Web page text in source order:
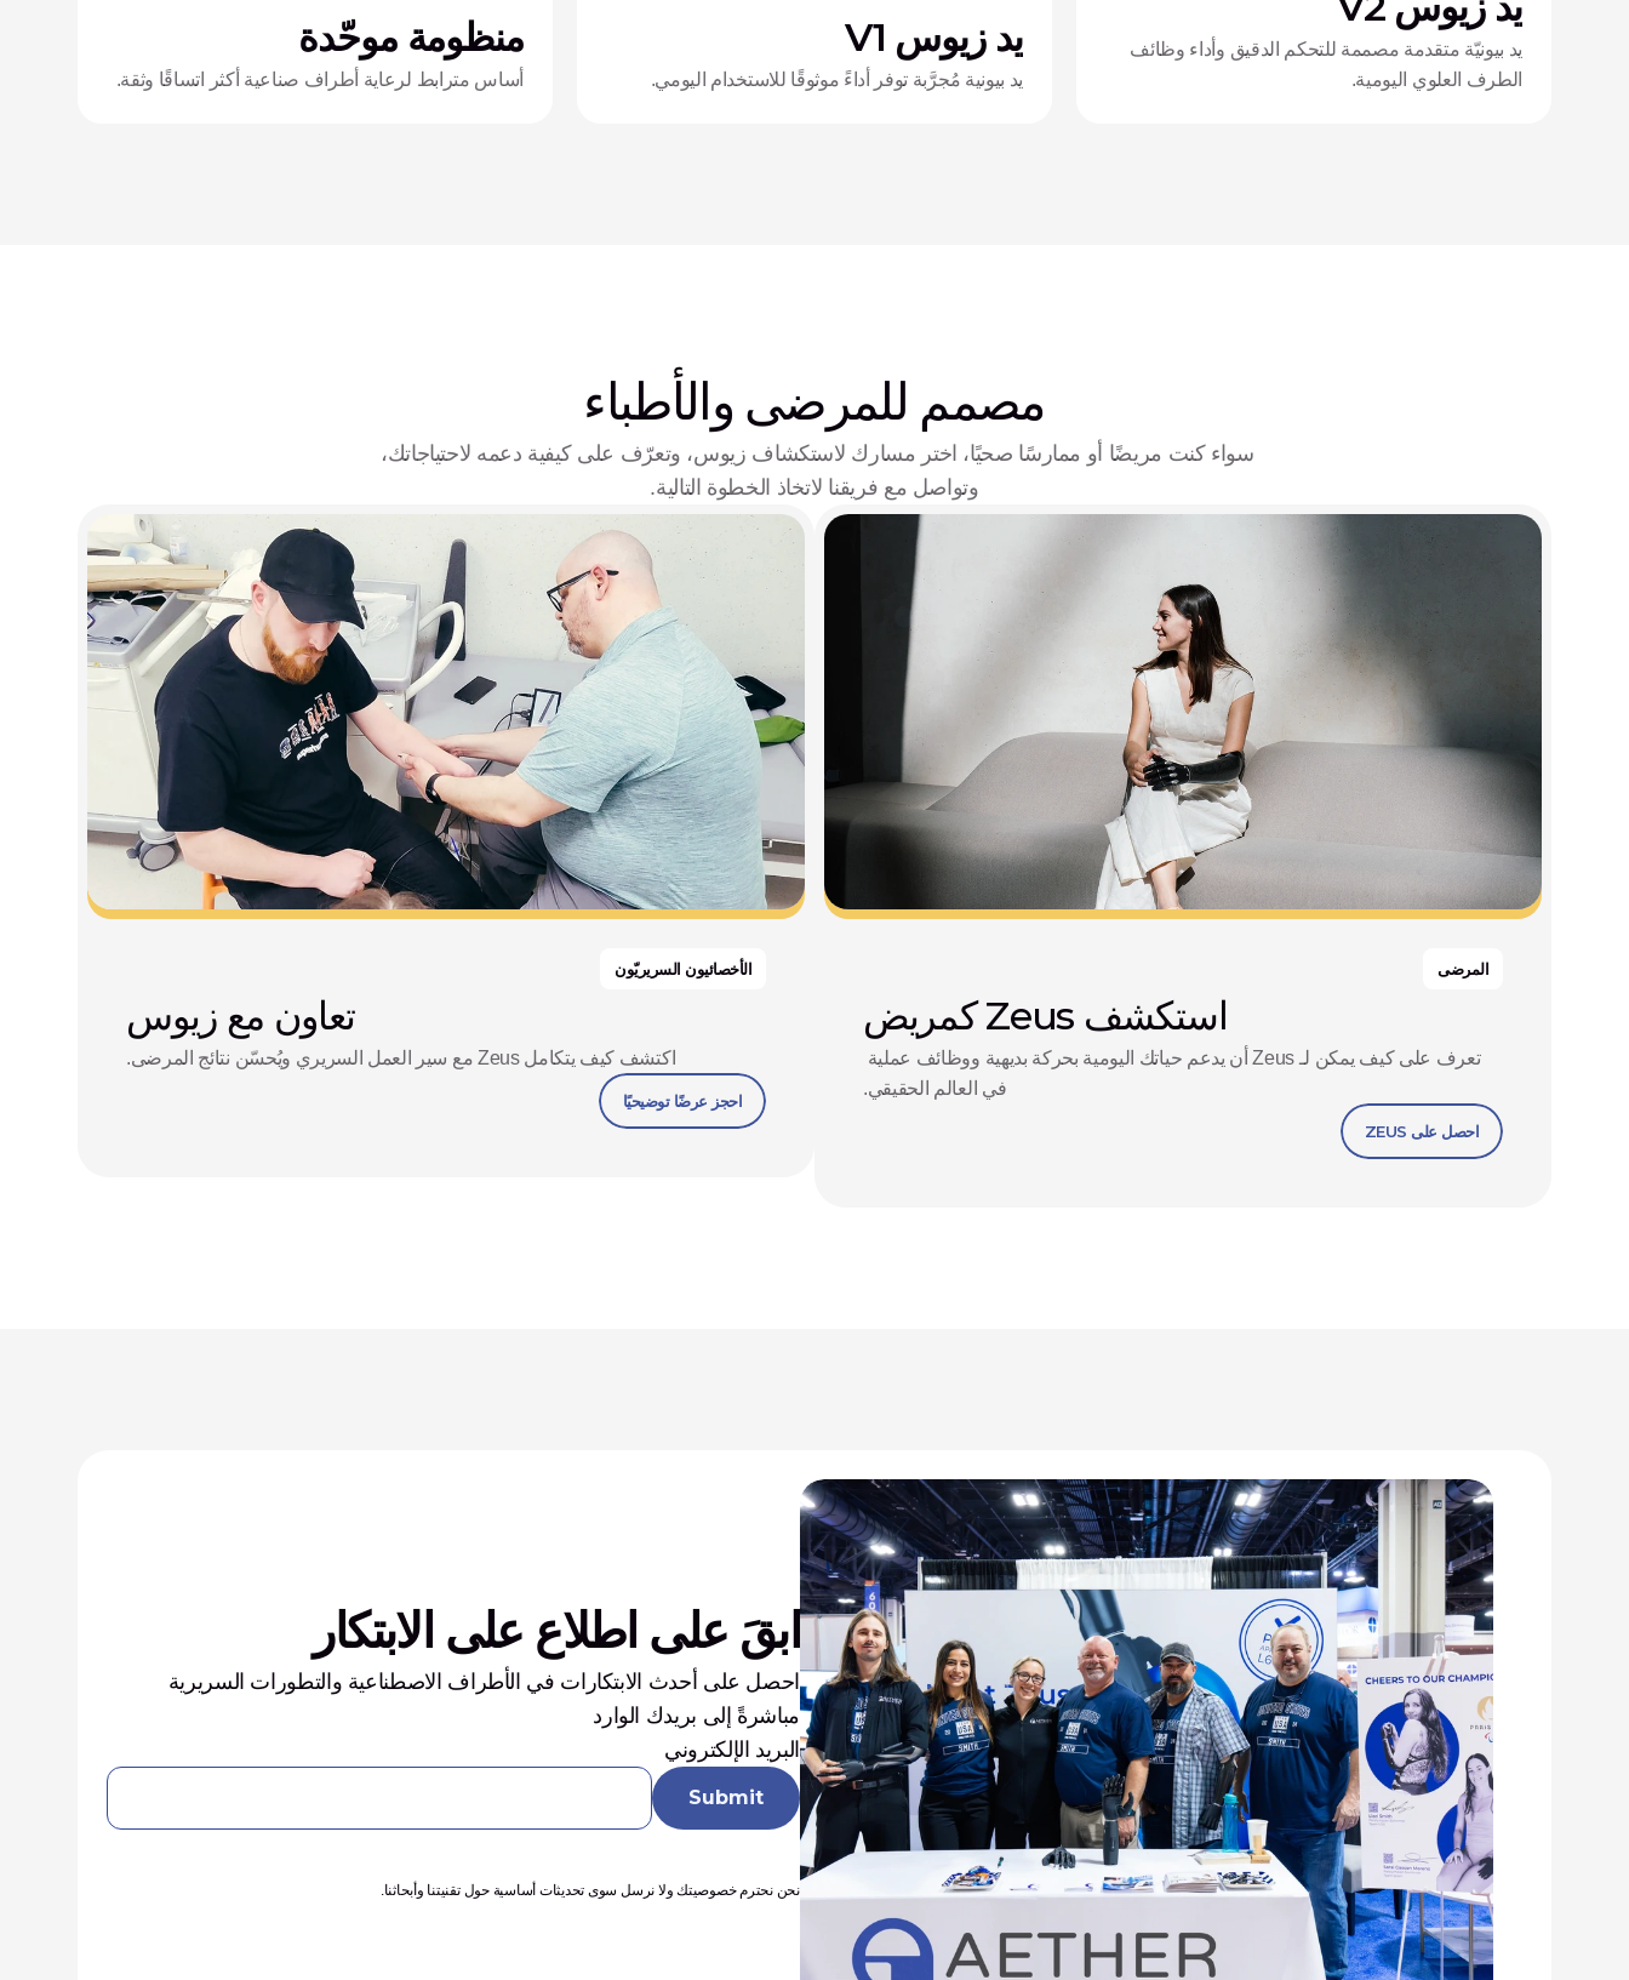
يد بيونيّة متقدمة مصممة للتحكم الدقيق وأداء وظائف
الطرف العلوي اليومية.
يد زيوس V1
يد بيونية مُجرَّبة توفر أداءً موثوقًا للاستخدام اليومي.
منظومة موحّدة
أساس مترابط لرعاية أطراف صناعية أكثر اتساقًا وثقة.
مصمم للمرضى والأطباء
وتواصل مع فريقنا لاتخاذ الخطوة التالية.
المرضى
استكشف Zeus كمريض
في العالم الحقيقي.
احصل على ZEUS
الأخصائيون السريريّون
تعاون مع زيوس
اكتشف كيف يتكامل Zeus مع سير العمل السريري ويُحسّن نتائج المرضى.
احجز عرضًا توضيحيًا
ابقَ على اطلاع على الابتكار
مباشرةً إلى بريدك الوارد
البريد الإلكتروني
نحن نحترم خصوصيتك ولا نرسل سوى تحديثات أساسية حول تقنيتنا وأبحاثنا.